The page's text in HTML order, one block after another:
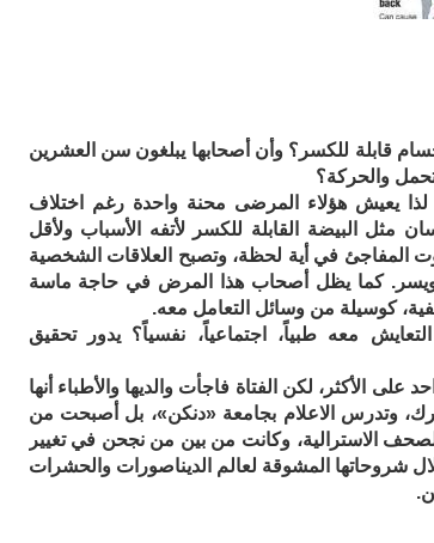
قابلة للكسر؟ وأن أصحابها يبلغون سن العشرين
والحركة؟
يعيش هؤلاء المرضى محنة واحدة رغم اختلاف
مثل البيضة القابلة للكسر لأتفه الأسباب ولأقل
المفاجئ في أية لحظة، وتصبح العلاقات الشخصية
ويسر. كما يظل أصحاب هذا المرض في حاجة ماسة
كوسيلة من وسائل التعامل معه.
معه طبياً، اجتماعياً، نفسياً؟ يدور تحقيق
الأكثر، لكن الفتاة فاجأت والديها والأطباء أنها
وتدرس الاعلام بجامعة «دنكن»، بل أصبحت من
الاسترالية، وكانت من بين من نجحن في تغيير
شروحاتها المشوقة لعالم الديناصورات والحشرات